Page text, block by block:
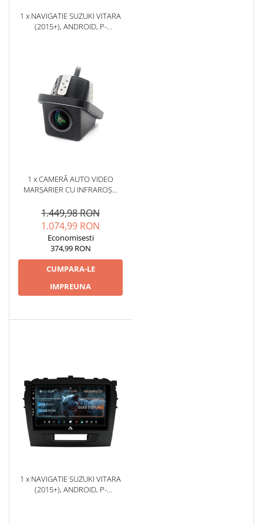
1 x NAVIGATIE SUZUKI VITARA
(2015+), ANDROID, P-
1 x CAMERĂ AUTO VIDEO
MARȘARIER CU INFRAROȘU
1920X1080P, UNGHI DESCHIS
155° - AD-BGCM10-G
1.449,98 RON
1.074,99 RON
Economisesti
374,99 RON
CUMPARA-LE
IMPREUNA
1 x NAVIGATIE SUZUKI VITARA
(2015+), ANDROID, P-